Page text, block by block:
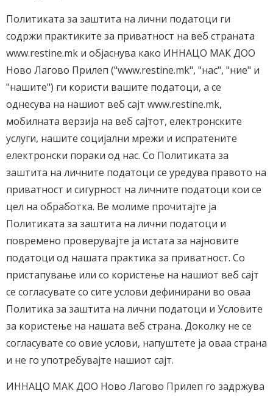
Политиката за заштита на лични податоци ги
содржи практиките за приватност на веб страната
www.restine.mk и објаснува како ИННАЦО МАК ДОО
Ново Лагово Прилеп ("www.restine.mk", "нас", "ние" и
"нашите") ги користи вашите податоци, а се
однесува на нашиот веб сајт www.restine.mk,
мобилната верзија на веб сајтот, електронските
услуги, нашите социјални мрежи и испратените
електронски пораки од нас. Со Политиката за
заштита на личните податоци се уредува правото на
приватност и сигурност на личните податоци кои се
цел на обработка. Ве молиме прочитајте ја
Политиката за заштита на лични податоци и
повремено проверувајте ја истата за најновите
податоци од нашата практика за приватност. Со
пристaпување или со користење на нашиот веб сајт
се согласувате со сите услови дефинирани во оваа
Политика за заштитa на лични податоци и Условите
за користење на нашата веб страна. Доколку не се
согласувате со овие услови, напуштете ја оваа страна
и не го употребувајте нашиот сајт.
ИННАЦО МАК ДОО Ново Лагово Прилеп гo задржува